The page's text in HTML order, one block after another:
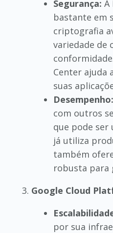
Segurança: A
bastante em
criptografia
variedade de
Center ajuda
suas
Desempenho:
com outros
que pode ser
já utiliza
também
robusta para
Google Cloud
por sua